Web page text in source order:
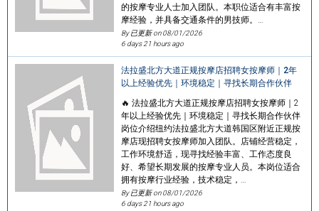
的按摩专业人士加入团队。本职位适合有丰富按
摩经验，并具备交通条件的男技师。…
By 已更新 on08/01/2026
6 days 21 hours ago
法拉盛北方大道正规按摩店招聘女按摩师｜2年
以上经验优先｜环境稳定｜寻找长期合作伙伴
🔥 法拉盛北方大道正规按摩店招聘女按摩师｜2
年以上经验优先｜环境稳定｜寻找长期合作伙伴
岗位介绍纽约法拉盛北方大道韩国区附近正规按
摩店现招聘女按摩师加入团队。店铺经营稳定，
工作环境舒适，现寻找经验丰富、工作态度良
好、希望长期发展的按摩专业人员。本岗位适合
拥有按摩行业经验，技术稳定，…
By 已更新 on08/01/2026
6 days 21 hours ago